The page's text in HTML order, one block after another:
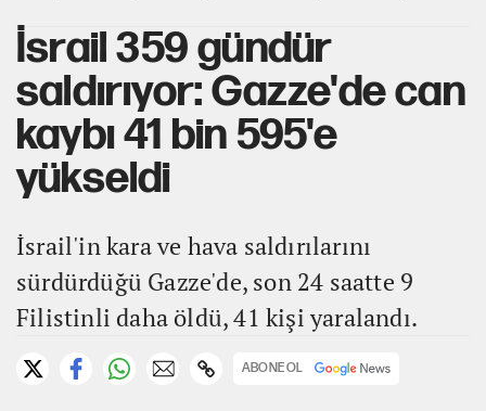
İsrail 359 gündür
saldırıyor: Gazze'de can
kaybı 41 bin 595'e
yükseldi
İsrail'in kara ve hava saldırılarını
sürdürdüğü Gazze'de, son 24 saatte 9
Filistinli daha öldü, 41 kişi yaralandı.
ABONE OL